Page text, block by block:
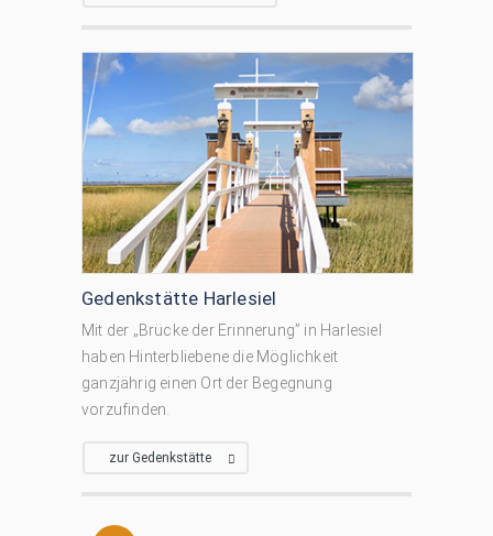
Gedenkstätte Harlesiel
Mit der „Brücke der Erinnerung” in Harlesiel
haben Hinterbliebene die Möglichkeit
ganzjährig einen Ort der Begegnung
vorzufinden.
zur Gedenkstätte